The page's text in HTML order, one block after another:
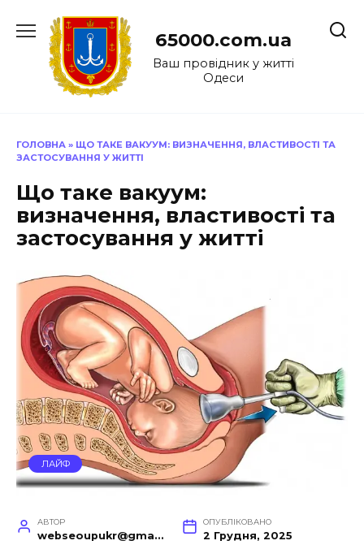
до
65000.com.ua
Ваш провідник у житті
Одеси
ГОЛОВНА » ЩО ТАКЕ ВАКУУМ: ВИЗНАЧЕННЯ, ВЛАСТИВОСТІ ТА
ЗАСТОСУВАННЯ У ЖИТТІ
Що таке вакуум:
визначення, властивості та
застосування у житті
ЛАЙФ
АВТОР
webseoupukr@gmail.com
ОПУБЛІКОВАНО
2 Грудня, 2025